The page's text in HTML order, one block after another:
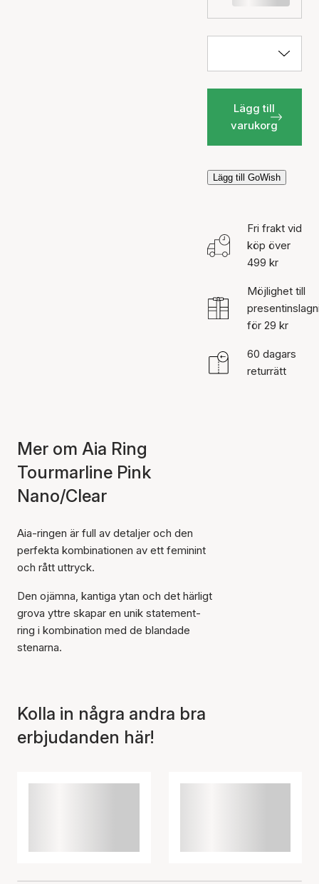
Lägg till
varukorg
Lägg till GoWish
Fri frakt vid
köp över
499 kr
Möjlighet till
för 29 kr
60 dagars
returrätt
Mer om Aia Ring
Tourmarline Pink
Nano/Clear
Aia-ringen är full av detaljer och den
perfekta kombinationen av ett feminint
och rått uttryck.
Den ojämna, kantiga ytan och det härligt
grova yttre skapar en unik statement-
ring i kombination med de blandade
stenarna.
Kolla in några andra bra
erbjudanden här!